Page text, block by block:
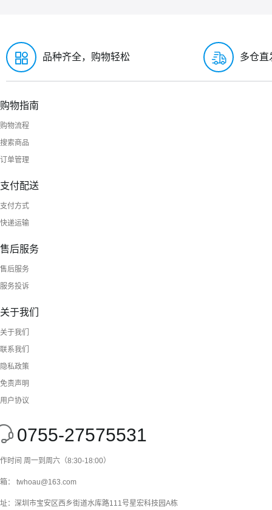
品种齐全，购物轻松 多仓直
购物指南
购物流程
搜索商品
订单管理
支付配送
支付方式
快递运输
售后服务
售后服务
服务投诉
关于我们
关于我们
联系我们
隐私政策
免责声明
用户协议
0755-27575531
时间 周一到周六（8:30-18:00）
： twhoau@163.com
：深圳市宝安区西乡街道水库路111号星宏科技园A栋